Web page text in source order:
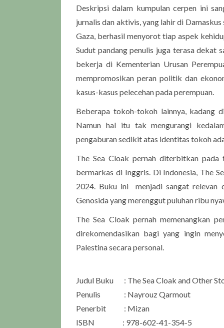
Deskripsi dalam kumpulan cerpen ini
jurnalis dan aktivis, yang lahir di
Gaza, berhasil menyorot tiap aspek
Sudut pandang penulis juga terasa dekat
bekerja di Kementerian Urusan
mempromosikan peran politik dan
kasus-kasus pelecehan pada perempuan.
Beberapa tokoh-tokoh lainnya, kadang
Namun hal itu tak mengurangi
pengaburan sedikit atas identitas tokoh
The Sea Cloak pernah diterbitkan pada
bermarkas di Inggris. Di Indonesia, The
2024. Buku ini menjadi sangat relevan
Genosida yang merenggut puluhan ribu
The Sea Cloak pernah memenangkan
direkomendasikan bagi yang ingin
Palestina secara personal.
Judul Buku
: The Sea Cloak and Other
Penulis
: Nayrouz Qarmout
Penerbit
: Mizan
ISBN
: 978-602-41-354-5